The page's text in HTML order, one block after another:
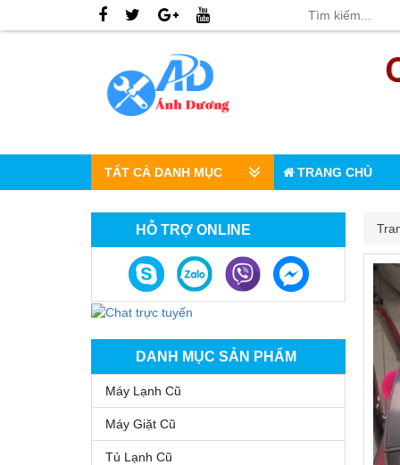
TẤT CẢ DANH MỤC TRANG CHỦ
HỖ TRỢ ONLINE
DANH MỤC SẢN PHẨM
Máy Lạnh Cũ
Máy Giặt Cũ
Tủ Lạnh Cũ